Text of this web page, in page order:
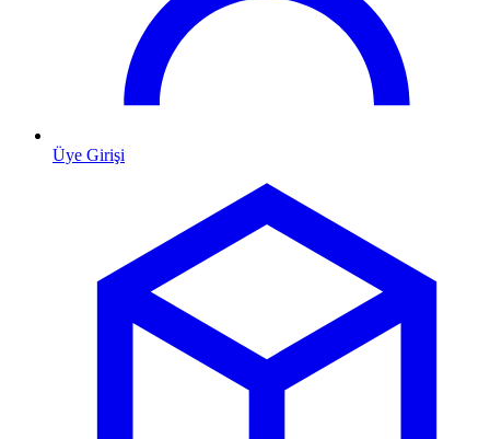
Üye Girişi